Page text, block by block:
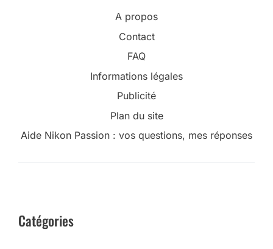
A propos
Contact
FAQ
Informations légales
Publicité
Plan du site
Aide Nikon Passion : vos questions, mes réponses
Catégories